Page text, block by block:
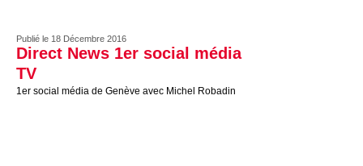
Publié le 18 Décembre 2016
Direct News 1er social média
TV
1er social média de Genève avec Michel Robadin